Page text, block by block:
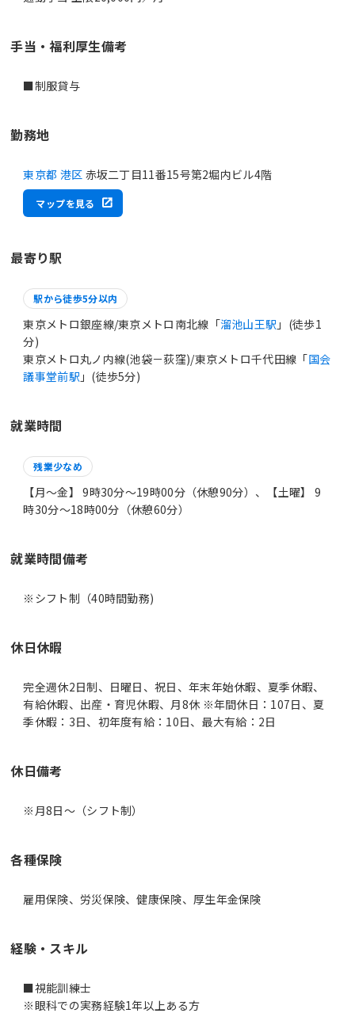
手当・福利厚生備考
■制服貸与
勤務地
東京都 港区 赤坂二丁目11番15号第2堀内ビル4階
マップを見る
最寄り駅
駅から徒歩5分以内
東京メトロ銀座線/東京メトロ南北線「溜池山王駅 」(徒歩1
分)
東京メトロ丸ノ内線(池袋－荻窪)/東京メトロ千代田線「国会
議事堂前駅 」(徒歩5分)
就業時間
残業少なめ
【月～金】 9時30分〜19時00分（休憩90分）、【土曜】 9
時30分〜18時00分（休憩60分）
就業時間備考
休日休暇
完全週休2日制、日曜日、祝日、年末年始休暇、夏季休暇、
有給休暇、出産・育児休暇、月8休 ※年間休日：107日、夏
季休暇：3日、初年度有給：10日、最大有給：2日
休日備考
※月8日～（シフト制）
各種保険
雇用保険、労災保険、健康保険、厚生年金保険
経験・スキル
■視能訓練士
※眼科での実務経験1年以上ある方